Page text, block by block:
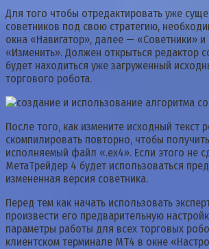
Для того чтобы отредактировать уже
советников под свою стратегию,
окна «Навигатор», далее — «Советники»
«Изменить». Должен открыться редактор
будет находиться уже загруженный
торгового робота.
После того, как измените исходный текст
скомпилировать повторно, чтобы
исполняемый файл «.ex4». Если этого не
МетаТрейдер 4 будет использоваться
измененная версия советника.
Перед тем как начать использовать
произвести его предварительную
параметры работы для всех торговых
клиентском терминале МТ4 в окне